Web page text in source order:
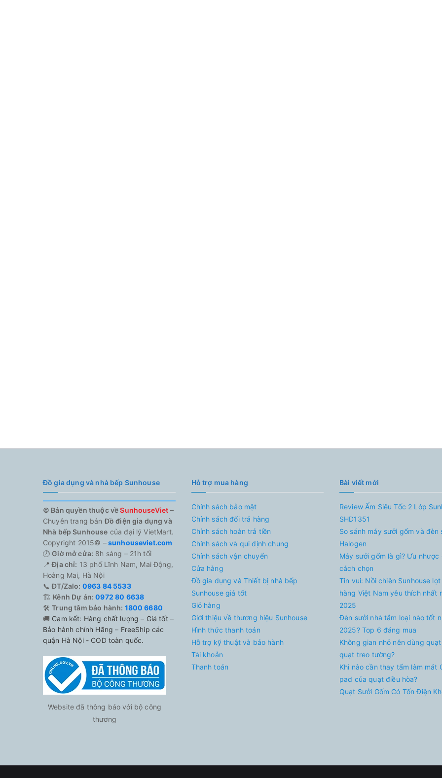
Đồ gia dụng và nhà bếp Sunhouse
© Bản quyền thuộc vềSunhouseViet –
Chuyên trang bánĐồ điện gia dụng và
Nhà bếp Sunhouse của đại lý VietMart.
Copyright 2015© –sunhouseviet.com
🕗Giờ mở cửa: 8h sáng – 21h tối
📍Địa chỉ: 13 phố Lĩnh Nam, Mai Động,
Hoàng Mai, Hà Nội
📞ĐT/Zalo: 0963 84 5533
🏗️ Kênh Dự án: 0972 80 6638
🛠️Trung tâm bảo hành: 1800 6680
🚚 Cam kết: Hàng chất lượng – Giá tốt –
Bảo hành chính Hãng – FreeShip các
quận Hà Nội - COD toàn quốc.
Website đã thông báo với bộ công
thương
Hỗ trợ mua hàng
Chính sách bảo mật
Chính sách đổi trả hàng
Chính sách hoàn trả tiền
Chính sách và qui định chung
Chính sách vận chuyển
Cửa hàng
Đồ gia dụng và Thiết bị nhà bếp
Sunhouse giá tốt
Giỏ hàng
Giới thiệu về thương hiệu Sunhouse
Hình thức thanh toán
Hỗ trợ kỹ thuật và bảo hành
Tài khoản
Thanh toán
Bài viết mới
Review Ấm Siêu Tốc 2 Lớp
SHD1351
So sánh máy sưởi gốm và đèn
Halogen
Máy sưởi gốm là gì? Ưu nhược
cách chọn
Tin vui: Nồi chiên Sunhouse
hàng Việt Nam yêu thích nhất
2025
Đèn sưởi nhà tắm loại nào tốt
2025? Top 6 đáng mua
Không gian nhỏ nên dùng
quạt treo tường?
Khi nào cần thay tấm làm mát
pad của quạt điều hòa?
Quạt Sưởi Gốm Có Tốn Điện